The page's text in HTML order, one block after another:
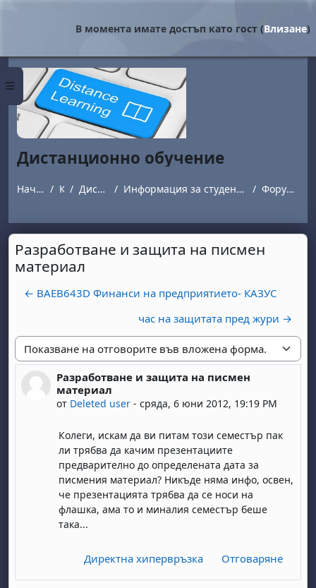
Страничен панел
В момента имате достъп като гост (Влизане)
Дистанционно обучение
Начална страница Курсове Дистанционно обучение Информация за студенти обучаващи се в програми с дистанционна форма на обучение. Форум за въпроси и отговори
Разработване и защита на писмен
материал
← BAEB643D Финанси на предприятието- КАЗУС
час на защитата пред жури →
Начин на показване
Разработване и защита на писмен
материал
от Deleted user -сряда, 6 юни 2012, 19:19 PM
Number of replies: 0
Колеги, искам да ви питам този семестър пак
ли трябва да качим презентациите
предварително до определената дата за
писмения материал? Никъде няма инфо, освен,
че презентацията трябва да се носи на
флашка, ама то и миналия семестър беше
така...
Директна хипервръзка Отговаряне